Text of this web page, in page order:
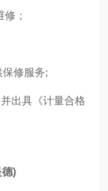
；
修服务;
出具《计量合格
德)